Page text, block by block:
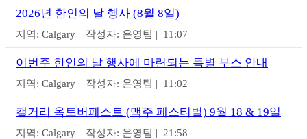
2026년 한인의 날 행사 (8월 8일)
지역: Calgary | 작성자: 운영팀 | 11:07
이번주 한인의 날 행사에 마련되는 특별 부스 안내
지역: Calgary | 작성자: 운영팀 | 11:02
캘거리 옥토버페스트 (맥주 페스티벌) 9월 18 & 19일
지역: Calgary | 작성자: 운영팀 | 21:58